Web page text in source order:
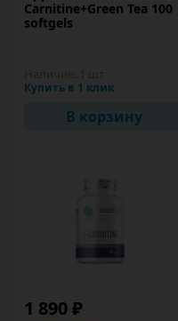
Carnitine+Green Tea 100
softgels
Купить в 1 клик
В корзину
1 890 ₽